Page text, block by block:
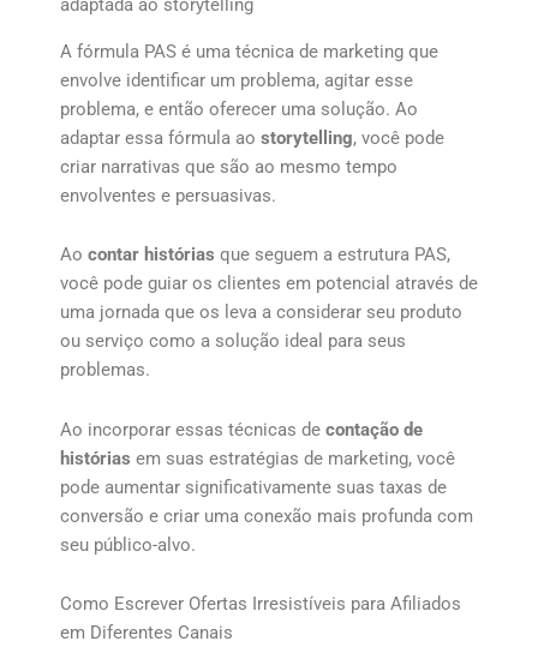
adaptada ao storytelling
A fórmula PAS é uma técnica de marketing que
envolve identificar um problema, agitar esse
problema, e então oferecer uma solução. Ao
adaptar essa fórmula ao storytelling, você pode
criar narrativas que são ao mesmo tempo
envolventes e persuasivas.
Ao contar histórias que seguem a estrutura PAS,
você pode guiar os clientes em potencial através de
uma jornada que os leva a considerar seu produto
ou serviço como a solução ideal para seus
problemas.
Ao incorporar essas técnicas de contação de
histórias em suas estratégias de marketing, você
pode aumentar significativamente suas taxas de
conversão e criar uma conexão mais profunda com
seu público-alvo.
Como Escrever Ofertas Irresistíveis para Afiliados
em Diferentes Canais